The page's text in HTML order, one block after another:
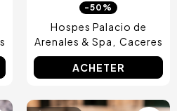
-50%
Hospes Palacio de
Arenales & Spa
Caceres
ACHETER